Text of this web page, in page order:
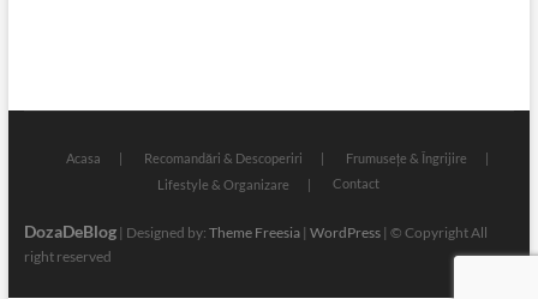
Acasa Recomandări & Descoperiri
Frumusețe & Îngrijire
Lifestyle & Organizare
Contact
DozaDeBlog| Designed by: Theme Freesia| WordPress| © Copyright All
right reserved